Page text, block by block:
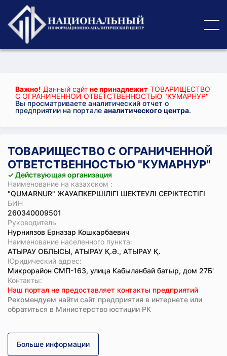
Важно! Данный сайт не принадлежит ТОВАРИЩЕСТВО
С ОГРАНИЧЕННОЙ ОТВЕТСТВЕННОСТЬЮ "КУМАРНУР"
Вы просматриваете аналитический отчет о
предприятии на портале аналитического центра.
ТОВАРИЩЕСТВО С ОГРАНИЧЕННОЙ
ОТВЕТСТВЕННОСТЬЮ "КУМАРНУР"
✓ Действующая организация
Наименование на казахском :
"QUMARNUR" ЖАУАПКЕРШІЛІГІ ШЕКТЕУЛІ СЕРІКТЕСТІГІ
БИН
260340009501
Руководитель
Нурниязов Ерназар Кошкарбаевич
Наименование населенного пункта:
АТЫРАУ ОБЛЫСЫ, АТЫРАУ Қ.Ә., АТЫРАУ Қ.
Юридический адрес:
Микрорайон СМП-163, улица Кабыланбай батыр, дом 27Б'
Koнтaкты:
Наш портал не предоставляет контакты предприятий
Рекомендуем найти сайт предприятия в интернете или
обратиться в Министерство юстиции РК
Больше информации